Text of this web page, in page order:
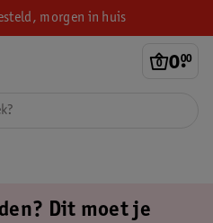
morgen in huis
0.
00
Dit moet je